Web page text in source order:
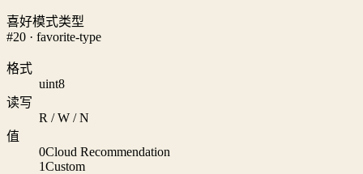
喜好模式类型
#20 · favorite-type
格式
uint8
读写
R / W / N
值
0Cloud Recommendation
1Custom